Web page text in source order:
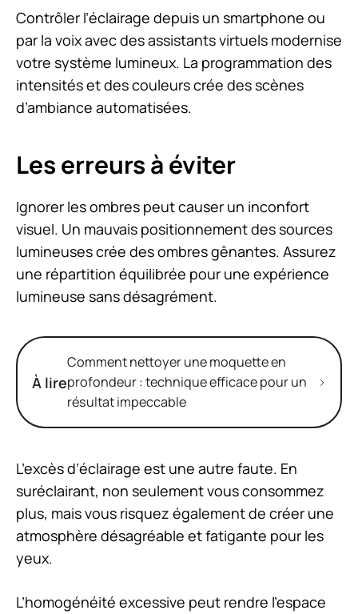
Contrôler l’éclairage depuis un smartphone ou
par la voix avec des assistants virtuels modernise
votre système lumineux. La programmation des
intensités et des couleurs crée des scènes
d’ambiance automatisées.
Les erreurs à éviter
Ignorer les ombres peut causer un inconfort
visuel. Un mauvais positionnement des sources
lumineuses crée des ombres gênantes. Assurez
une répartition équilibrée pour une expérience
lumineuse sans désagrément.
À lire
Comment nettoyer une moquette en
profondeur : technique efficace pour un
résultat impeccable
L’excès d’éclairage est une autre faute. En
suréclairant, non seulement vous consommez
plus, mais vous risquez également de créer une
atmosphère désagréable et fatigante pour les
yeux.
L’homogénéité excessive peut rendre l’espace